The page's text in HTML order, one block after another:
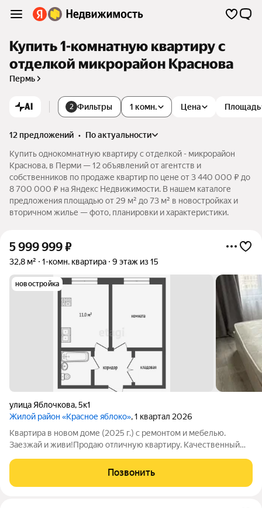
Купить 1-комнатную квартиру с
отделкой микрорайон Краснова
Пермь
AI 2 Фильтры 1 комн. Цена Площадь
12 предложений •
по актуальности
Купить однокомнатную квартиру с отделкой - микрорайон
Краснова, в Перми — 12 объявлений от агентств и
собственников по продаже квартир по цене от 3 440 000 ₽ до
8 700 000 ₽ на Яндекс Недвижимости. В нашем каталоге
предложения площадью от 29 м² до 73 м² в новостройках и
вторичном жилье — фото, планировки и характеристики.
5 999 999₽
32,8 м² 1-комн. квартира 9 этаж из 15
новостройка
улица Яблочкова,5к1
Жилой район «Красное яблоко», 1 квартал 2026
Квартира в новом доме (2025 г.) с ремонтом и мебелью.
Заезжай и живи!Продаю отличную квартиру. Качественный
для тех, кто не хочет тратить время и бюджет на
обустройство: просто перевезите
Позвонить